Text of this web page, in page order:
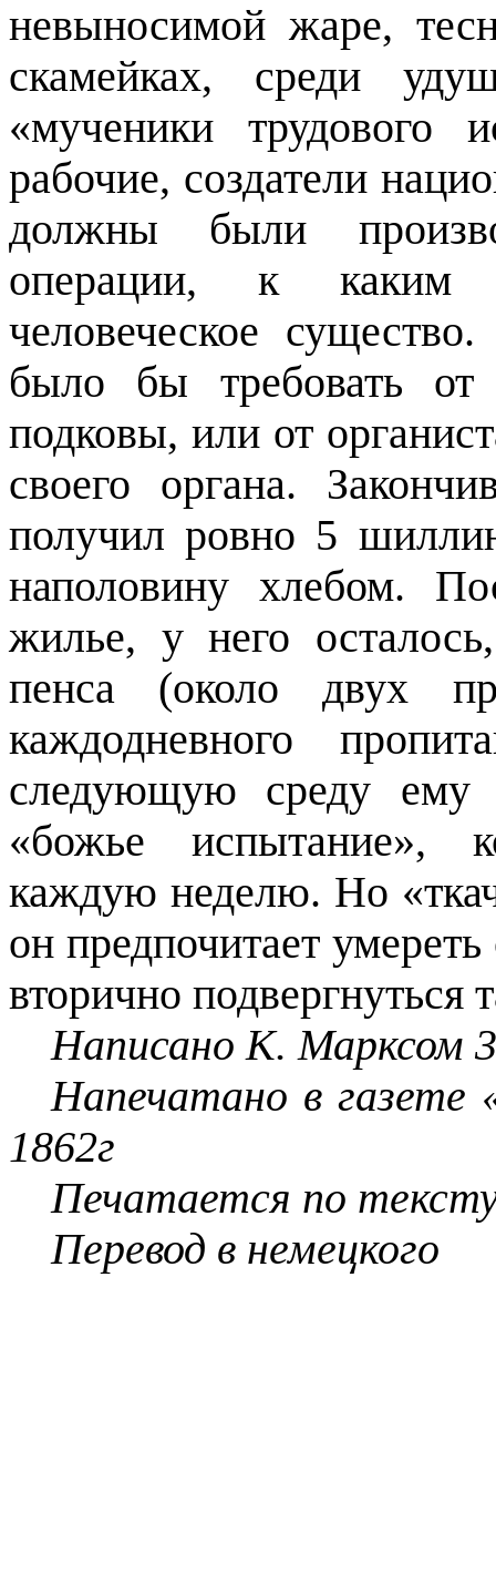
невыносимой жаре,
скамейках, среди
«мученики трудового
рабочие, создатели
должны были
операции, к каким
человеческое
было бы требовать
подковы, или от
своего органа.
получил ровно 5
наполовину хлебом.
жилье, у него
пенса (около двух
каждодневного
следующую среду ему
«божье испытание»,
каждую неделю. Но
он предпочитает
вторично подвергнуться
НаписаноК. Марксом
Напечатано в газете
1862г
Печатается по
Перевод в немецкого